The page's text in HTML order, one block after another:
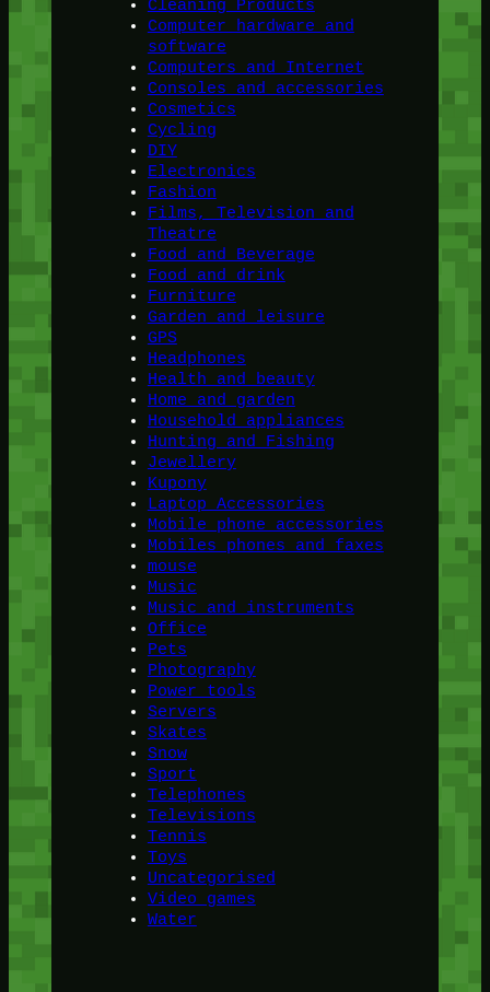
Cleaning Products
Computer hardware and
software
Computers and Internet
Consoles and accessories
Cosmetics
Cycling
DIY
Electronics
Fashion
Films, Television and
Theatre
Food and Beverage
Food and drink
Furniture
Garden and leisure
GPS
Headphones
Health and beauty
Home and garden
Household appliances
Hunting and Fishing
Jewellery
Kupony
Laptop Accessories
Mobile phone accessories
Mobiles phones and faxes
mouse
Music
Music and instruments
Office
Pets
Photography
Power tools
Servers
Skates
Snow
Sport
Telephones
Televisions
Tennis
Toys
Uncategorised
Video games
Water